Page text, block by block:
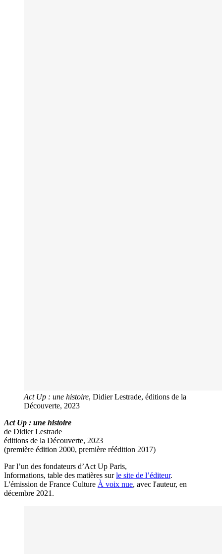
Act Up : une histoire, Didier Lestrade, éditions de la
Découverte, 2023
Act Up : une histoire
de Didier Lestrade
éditions de la Découverte, 2023
(première édition 2000, première réédition 2017)
Par l’un des fondateurs d’Act Up Paris,
Informations, table des matières surle site de l’éditeur.
L'émission de France Culture À voix nue, avec l'auteur, en
décembre 2021.